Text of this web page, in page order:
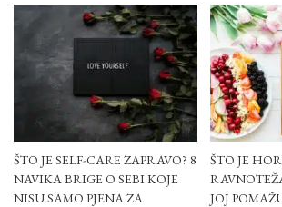
ŠTO JE SELF-CARE ZAPRAVO? 8
NAVIKA BRIGE O SEBI KOJE
NISU SAMO PJENA ZA
ŠTO JE
JOJ